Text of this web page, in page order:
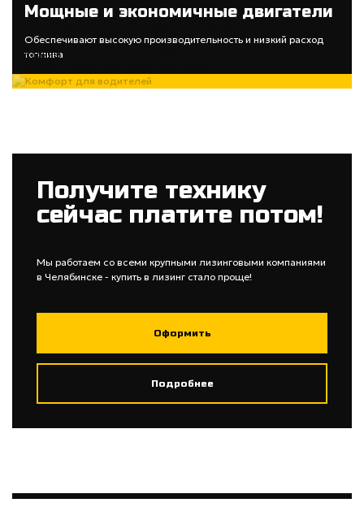
Мощные и экономичные двигатели
Обеспечивают высокую производительность и низкий расход
топлива
Комфорт для водителей
Кабины созданы на основе MAN TG, потому эргономичны,
Получите технику
сейчас платите потом!
Мы работаем со всеми крупными лизинговыми компаниями
в Челябинске - купить в лизинг стало проще!
Оформить
Подробнее